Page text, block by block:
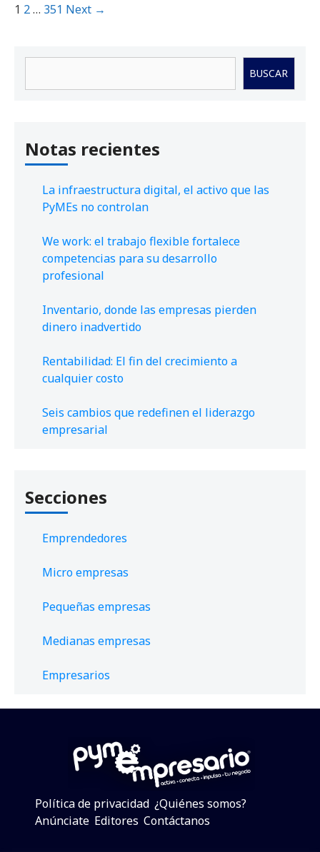
1 2… 351 Next →
BUSCAR
Notas recientes
La infraestructura digital, el activo que las
PyMEs no controlan
We work: el trabajo flexible fortalece
competencias para su desarrollo
profesional
Inventario, donde las empresas pierden
dinero inadvertido
Rentabilidad: El fin del crecimiento a
cualquier costo
Seis cambios que redefinen el liderazgo
empresarial
Secciones
Emprendedores
Micro empresas
Pequeñas empresas
Medianas empresas
Empresarios
Política de privacidad ¿Quiénes somos?
Anúnciate Editores Contáctanos